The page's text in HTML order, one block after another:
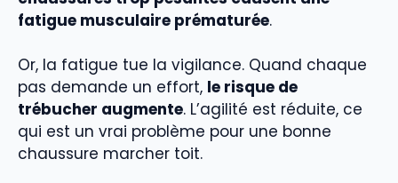
fatigue musculaire prématurée.
Or, la fatigue tue la vigilance. Quand chaque
pas demande un effort, le risque de
trébucher augmente. L’agilité est réduite, ce
qui est un vrai problème pour une bonne
chaussure marcher toit.